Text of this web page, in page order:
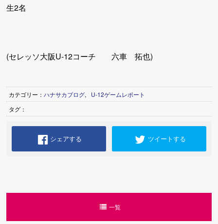
生2名
(セレッソ大阪U-12コーチ 六車 拓也)
カテゴリー：ハナサカブログ,
U-12ゲームレポート
タグ：
シェアする ツイートする
一覧